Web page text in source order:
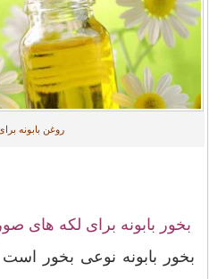
روغن بابونه
بخور بابونه برای لکه های
بخور بابونه نوعی بخور